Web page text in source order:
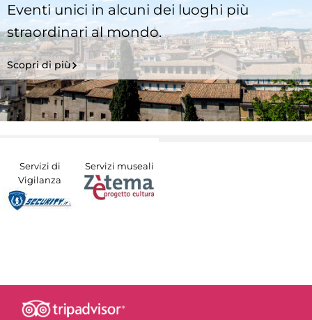
Eventi unici in alcuni dei luoghi più
straordinari al mondo.
Scopri di più
Servizi di
Vigilanza
Servizi museali